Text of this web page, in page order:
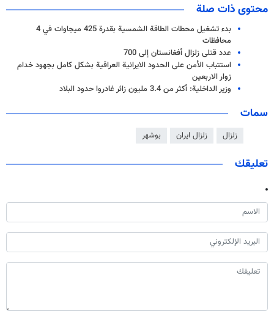
محتوى ذات صلة
بدء تشغيل محطات الطاقة الشمسية بقدرة 425 ميجاوات في 4
محافظات
عدد قتلى زلزال أفغانستان إلى 700
استتباب الأمن على الحدود الايرانية العراقية بشكل كامل بجهود خدام
زوار الاربعين
وزير الداخلية: أكثر من 3.4 مليون زائر غادروا حدود البلاد
سمات
زلزال زلزال ايران بوشهر
تعليقك